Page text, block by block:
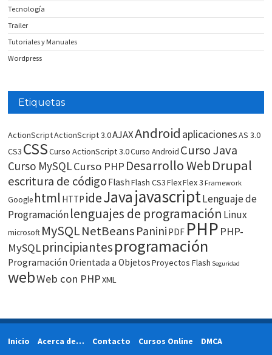
Tecnología
Trailer
Tutoriales y Manuales
Wordpress
Etiquetas
ActionScriptActionScript 3.0AJAXAndroid aplicacionesAS 3.0
CS3 CSSCurso ActionScript 3.0Curso Android Curso Java
Curso MySQLCurso PHP Desarrollo WebDrupal
escritura de código FlashFlash CS3FlexFlex 3 Framework
Google html HTTP ideJavajavascriptLenguaje de
Programaciónlenguajes de programación Linux
microsoft MySQLNetBeans Panini PDF PHP PHP-
MySQLprincipiantesprogramación
Programación Orientada a ObjetosProyectos Flash Seguridad
webWeb con PHPXML
Inicio Acerca de… Contacto Cursos Online DMCA